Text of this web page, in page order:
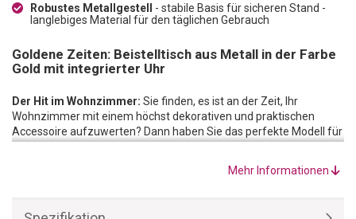
Robustes Metallgestell
- stabile Basis für sicheren Stand -
langlebiges Material für den täglichen Gebrauch
Goldene Zeiten: Beistelltisch aus Metall in der Farbe
Gold mit integrierter Uhr
Der Hit im Wohnzimmer: Sie finden, es ist an der Zeit, Ihr
Wohnzimmer mit einem höchst dekorativen und praktischen
Accessoire aufzuwerten? Dann haben Sie das perfekte Modell für
unter der Tischplatte aus Glas, die Ihnen nicht nur die Zeit mitteilt,
Mehr Informationen